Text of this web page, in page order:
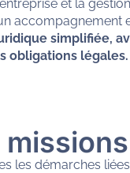
et la
simplifiée,
obligations légales.
les démarches